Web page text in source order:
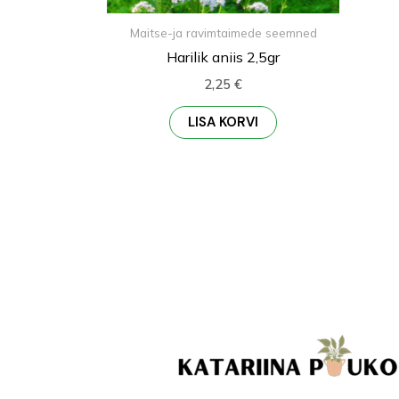
Maitse-ja ravimtaimede seemned
Harilik aniis 2,5gr
2,25 €
LISA KORVI